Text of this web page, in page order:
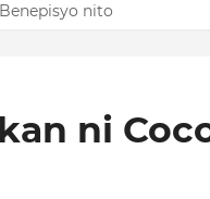
nito
ni